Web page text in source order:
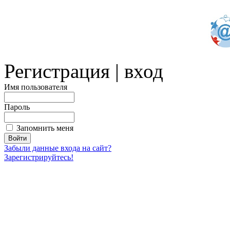
Регистрация | вход
Имя пользователя
Пароль
Запомнить меня
Забыли данные входа на сайт?
Зарегистрируйтесь!